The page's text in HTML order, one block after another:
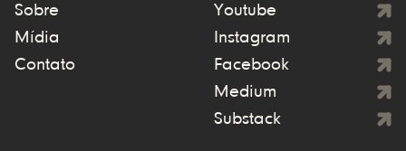
Sobre
Mídia
Contato
Youtube
Instagram
Facebook
Medium
Substack